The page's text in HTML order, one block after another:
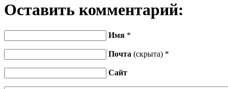
Оставить комментарий:
Имя *
Почта (скрыта) *
Сайт